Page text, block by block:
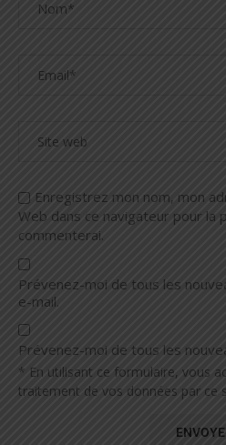
Enregistrez mon nom, mon
Web dans ce navigateur pour la
commenterai.
Prévenez-moi de tous les
e-mail.
Prévenez-moi de tous les
* En utilisant ce formulaire, vous
traitement de vos données par ce